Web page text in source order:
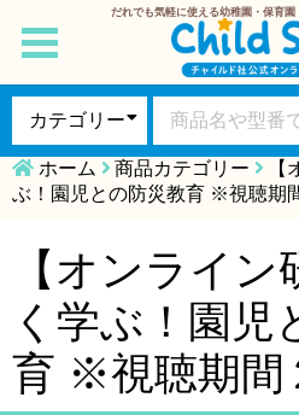
だれでも気軽に使える幼稚園・保育
toggle
navigation
ホーム 商品カテゴリー
ぶ！園児との防災教育 ※視聴期
【オンライン
く学ぶ！園児
育 ※視聴期間